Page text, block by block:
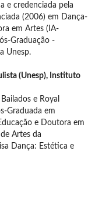
e credenciada pela
(2006) em Dança-
em Artes (IA-
Graduação -
Unesp.
(Unesp), Instituto
e Royal
Graduada em
e Doutora em
Artes da
Dança: Estética e